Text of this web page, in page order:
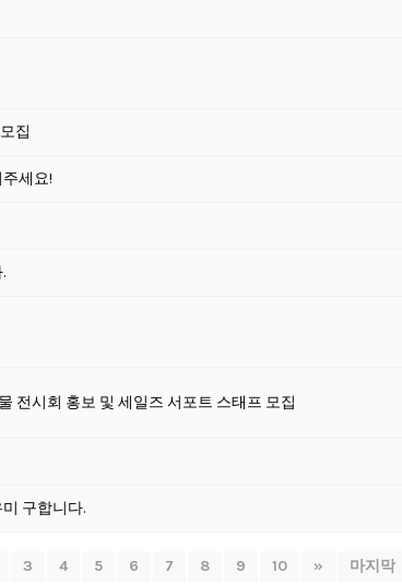
집
세요!
전시회 홍보 및 세일즈 서포트 스태프 모집
구합니다.
3 4 5 6 7 8 9 10 » 마지막